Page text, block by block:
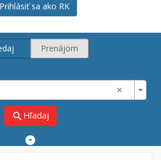
Prihlásiť sa ako RK
Prenájom
×
search Hľadaj